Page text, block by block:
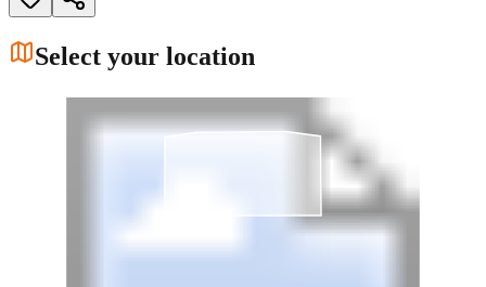
Select your location